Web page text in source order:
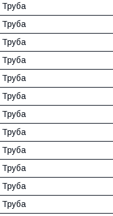
Труба
Труба
Труба
Труба
Труба
Труба
Труба
Труба
Труба
Труба
Труба
Труба